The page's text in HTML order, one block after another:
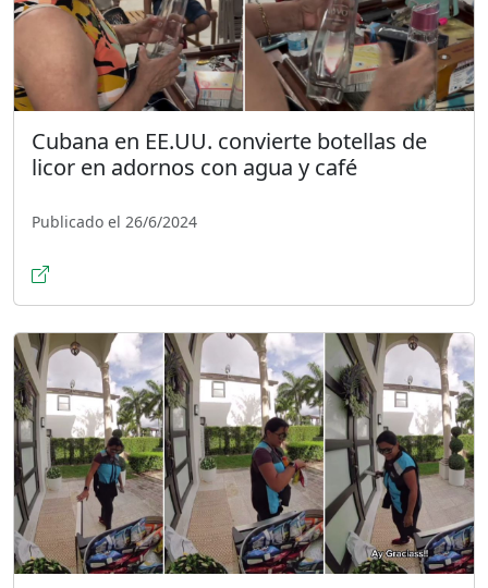
Cubana en EE.UU. convierte botellas de
licor en adornos con agua y café
Publicado el 26/6/2024